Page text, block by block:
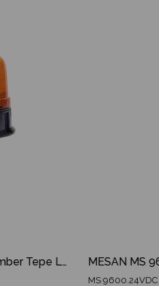
MESAN MS 825.12-24V Amber Tepe Lambası ECE R65 ECE R10 3 MODES SPARKING DOME
MS 9600.24VDC